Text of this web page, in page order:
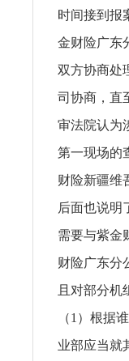
时间接到报
金财险广东
双方协商处
司协商，直
审法院认为
第一现场的
财险新疆维
后面也说明
需要与紫金
财险广东分
且对部分机
（1）根据
业部应当就